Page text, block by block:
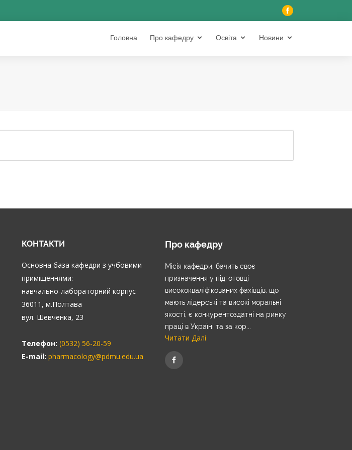
Головна Про кафедру Освіта Новини
КОНТАКТИ
Основна база кафедри з учбовими
приміщеннями:
навчально-лабораторний корпус
36011, м.Полтава
вул. Шевченка, 23
Телефон: (0532) 56-20-59
E-mail: pharmacology@pdmu.edu.ua
Про кафедру
Місія кафедри: бачить своє
призначення у підготовці
висококваліфікованих фахівців, що
мають лідерські та високі моральні
якості, є конкурентоздатні на ринку
праці в Україні та за кор...
Читати Далі